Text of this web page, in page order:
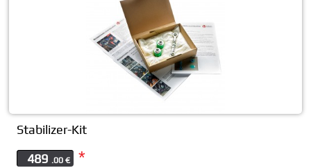
Stabilizer-Kit
489 .00 € *